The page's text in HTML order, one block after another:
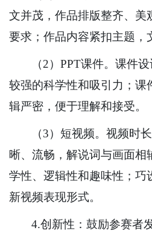
文并茂，作品排版整齐、美
要求；作品内容紧扣主题，
（2）PPT课件。课件
较强的科学性和吸引力；课
辑严密，便于理解和接受。
（3）短视频。视频时
晰、流畅，解说词与画面相
学性、逻辑性和趣味性；巧
新视频表现形式。
4.创新性：鼓励参赛者